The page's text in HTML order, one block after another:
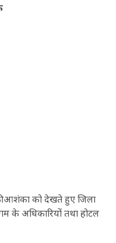
आशंका को देखते हुए जिला
के अधिकारियों तथा होटल